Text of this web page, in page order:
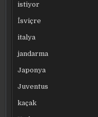
istiyor
İsviçre
italya
jandarma
Japonya
Juventus
kaçak